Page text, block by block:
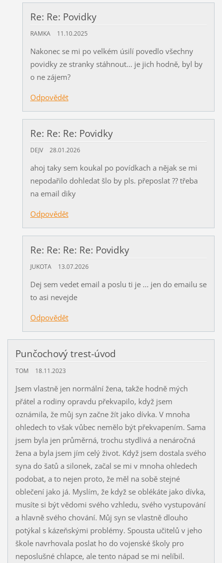
Re: Re: Povidky
RAMKA 11.10.2025
Nakonec se mi po velkém úsilí povedlo všechny
povidky ze stranky stáhnout... je jich hodně, byl by
o ne zájem?
Odpovědět
Re: Re: Re: Povidky
DEJV 28.01.2026
ahoj taky sem koukal po povídkach a nějak se mi
nepodařilo dohledat šlo by pls. přeposlat ?? třeba
na email diky
Odpovědět
Re: Re: Re: Re: Povidky
JUKOTA 13.07.2026
Dej sem vedet email a poslu ti je ... jen do emailu se
to asi nevejde
Odpovědět
Punčochový trest-úvod
TOM 18.11.2023
Jsem vlastně jen normální žena, takže hodně mých
přátel a rodiny opravdu překvapilo, když jsem
oznámila, že můj syn začne žít jako dívka. V mnoha
ohledech to však vůbec nemělo být překvapením. Sama
jsem byla jen průměrná, trochu stydlivá a nenáročná
žena a byla jsem jím celý život. Když jsem dostala svého
syna do šatů a silonek, začal se mi v mnoha ohledech
podobat, a to nejen proto, že měl na sobě stejné
oblečení jako já. Myslím, že když se oblékáte jako dívka,
musíte si být vědomi svého vzhledu, svého vystupování
a hlavně svého chování. Můj syn se vlastně dlouho
potýkal s kázeňskými problémy. Spousta učitelů v jeho
škole navrhovala poslat ho do vojenské školy pro
neposlušné chlapce, ale tento nápad se mi nelíbil.